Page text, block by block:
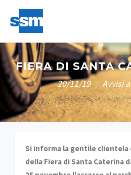
FIERA DI SANTA
20/11/19 / Avvisi
Si informa la gentile clientela
della Fiera di Santa Caterina